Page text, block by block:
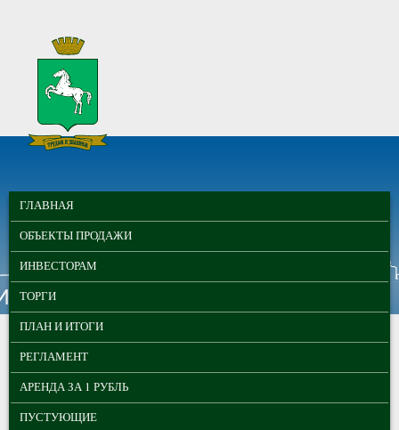
МУНИЦИПАЛЬНЫЕ
ТОРГИ ГОРОДА
ТОМСКА
ГЛАВНОЕ МЕНЮ
ГЛАВНАЯ
ОБЪЕКТЫ ПРОДАЖИ
ИНВЕСТОРАМ
ТОРГИ
ПЛАН И ИТОГИ
РЕГЛАМЕНТ
АРЕНДА ЗА 1 РУБЛЬ
ПУСТУЮЩИЕ